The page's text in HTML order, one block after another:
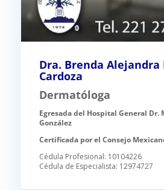
Dra. Brenda
Cardoza
Dermatóloga
Egresada del Hospital General Dr.
González
Certificada por el Consejo
Cédula Profesional: 10104226
Cédula de Especialista: 12974727